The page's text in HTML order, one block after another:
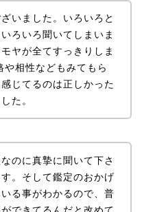
いました。いろいろと
ろいろ聞いてしまいま
ヤが全てすっきりしま
や相性などもみてもら
じてるのは正しかった
た。
のに真摯に聞いて下さ
。そして鑑定のおかげ
る事がわかるので、普